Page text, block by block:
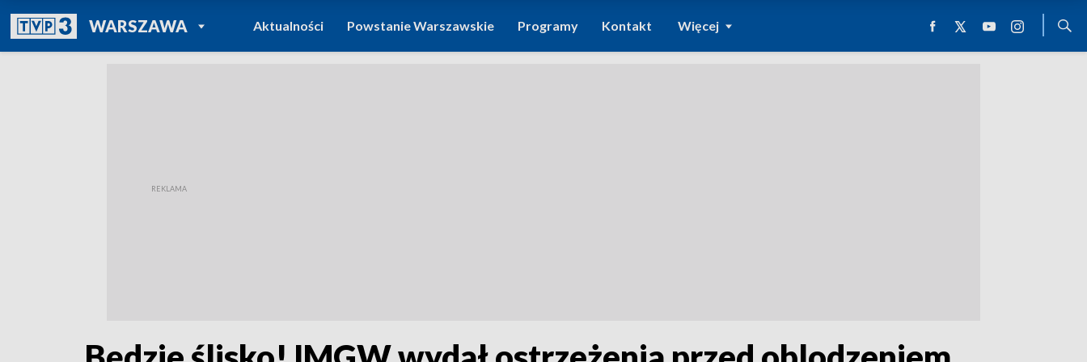
WARSZAWAPOWRÓT DO
TVP REGIONY
Aktualności Powstanie Warszawskie Programy Kontakt Więcej